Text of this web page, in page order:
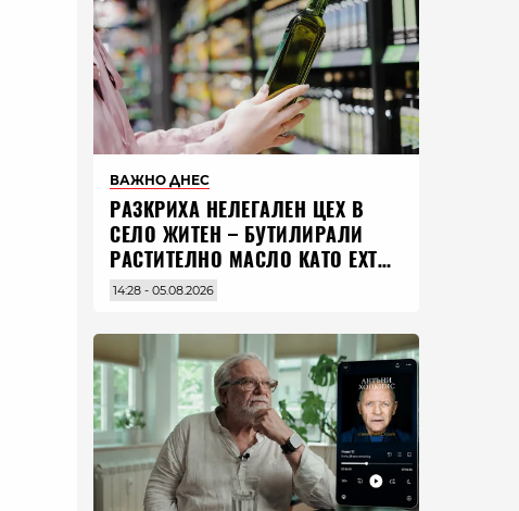
ВАЖНО ДНЕС
РАЗКРИХА НЕЛЕГАЛЕН ЦЕХ В
СЕЛО ЖИТЕН – БУТИЛИРАЛИ
РАСТИТЕЛНО МАСЛО КАТО EXTRA
VIRGIN ЗЕХТИН
14:28 - 05.08.2026